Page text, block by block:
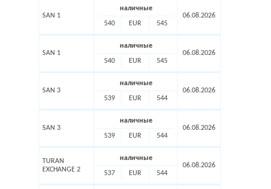
SAN 1
наличные
540 EUR 545
06.08.2026
SAN 1
наличные
540 EUR 545
06.08.2026
SAN 3
наличные
539 EUR 544
06.08.2026
SAN 3
наличные
539 EUR 544
06.08.2026
TURAN
EXCHANGE 2
наличные
537 EUR 544
06.08.2026